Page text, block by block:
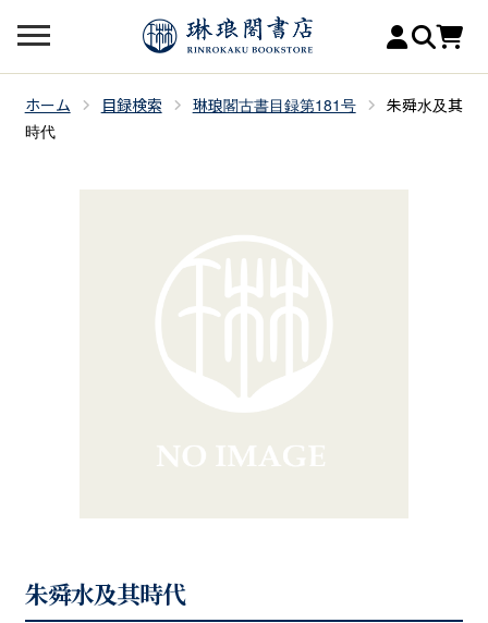
ホーム 目録検索 琳琅閣古書目録第181号
朱舜水及其
時代
朱舜水及其時代